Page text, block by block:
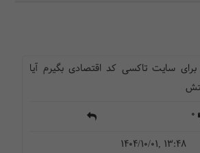
سایت تاکسی کد اقتصادی بگیرم آیا
0
1404/10/01, 13:48